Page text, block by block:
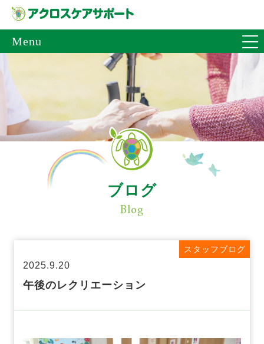
Menu
ブログ
Blog
スタッフブログ
2025.9.20
午後のレクリエーション